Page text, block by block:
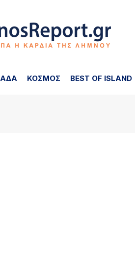
ΚΟΣΜΟΣ BEST OF ISLAND